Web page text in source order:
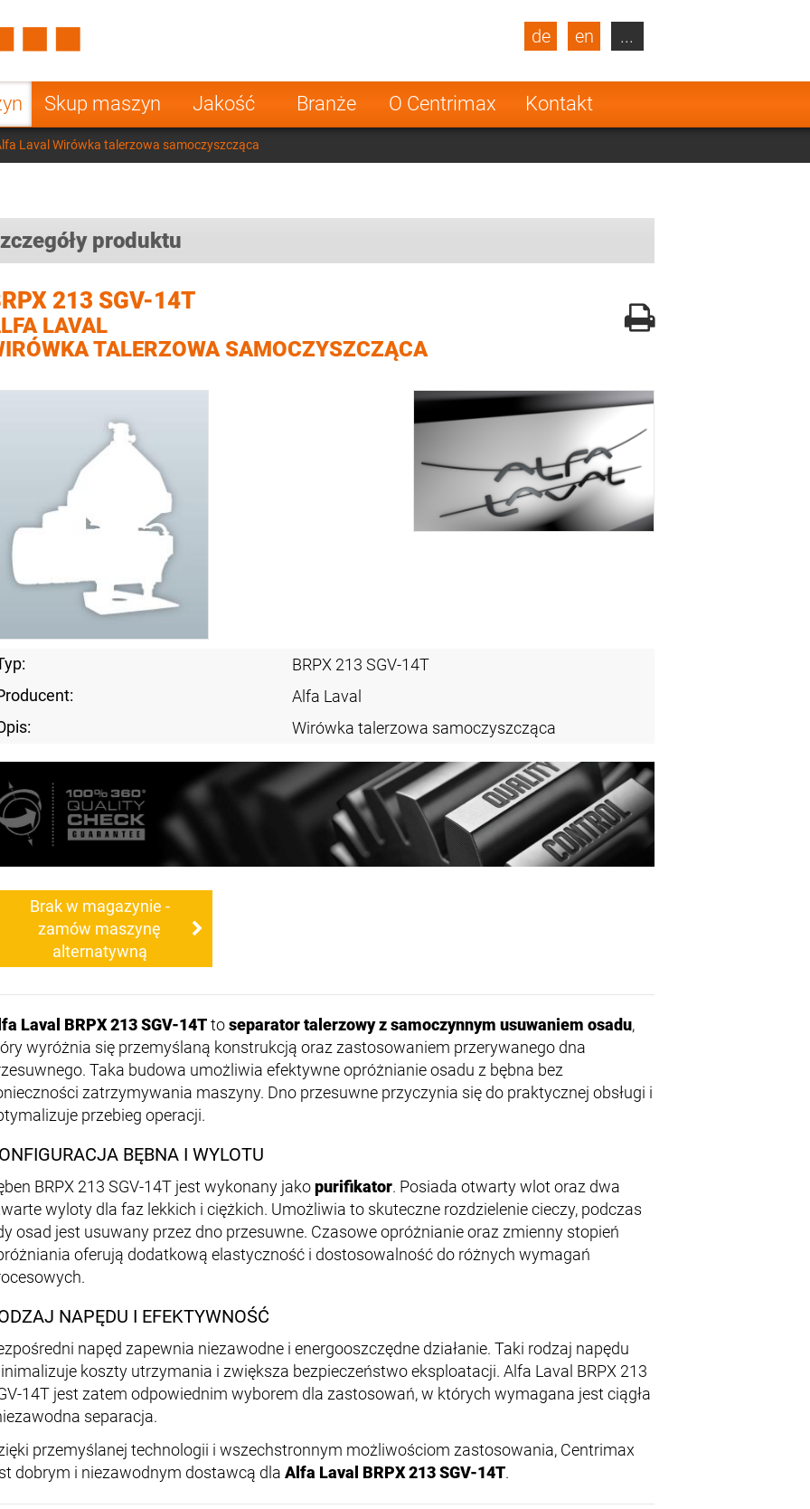
Skup maszyn Jakość Branże O Centrimax Kontakt
de en
Turkey
Poland Norway
Netherlands
...
Laval Wirówka talerzowa samoczyszcząca
produktu
213 SGV-14T
LAVAL
TALERZOWA SAMOCZYSZCZĄCA
BRPX 213 SGV-14T
Alfa Laval
Wirówka talerzowa samoczyszcząca
Brak w magazynie -
zamów maszynę
alternatywną
Laval BRPX 213 SGV-14Ttoseparator talerzowy z samoczynnym usuwaniem osadu,
wyróżnia się przemyślaną konstrukcją oraz zastosowaniem przerywanego dna
Taka budowa umożliwia efektywne opróżnianie osadu z bębna bez
zatrzymywania maszyny. Dno przesuwne przyczynia się do praktycznej obsługi i
przebieg operacji.
BĘBNA I WYLOTU
BRPX 213 SGV-14T jest wykonany jakopurifikator. Posiada otwarty wlot oraz dwa
wyloty dla faz lekkich i ciężkich. Umożliwia to skuteczne rozdzielenie cieczy, podczas
osad jest usuwany przez dno przesuwne. Czasowe opróżnianie oraz zmienny stopień
oferują dodatkową elastyczność i dostosowalność do różnych wymagań
NAPĘDU I EFEKTYWNOŚĆ
napęd zapewnia niezawodne i energooszczędne działanie. Taki rodzaj napędu
koszty utrzymania i zwiększa bezpieczeństwo eksploatacji. Alfa Laval BRPX 213
14T jest zatem odpowiednim wyborem dla zastosowań, w których wymagana jest ciągła
separacja.
przemyślanej technologii i wszechstronnym możliwościom zastosowania, Centrimax
dobrym i niezawodnym dostawcą dla Alfa Laval BRPX 213 SGV-14T.